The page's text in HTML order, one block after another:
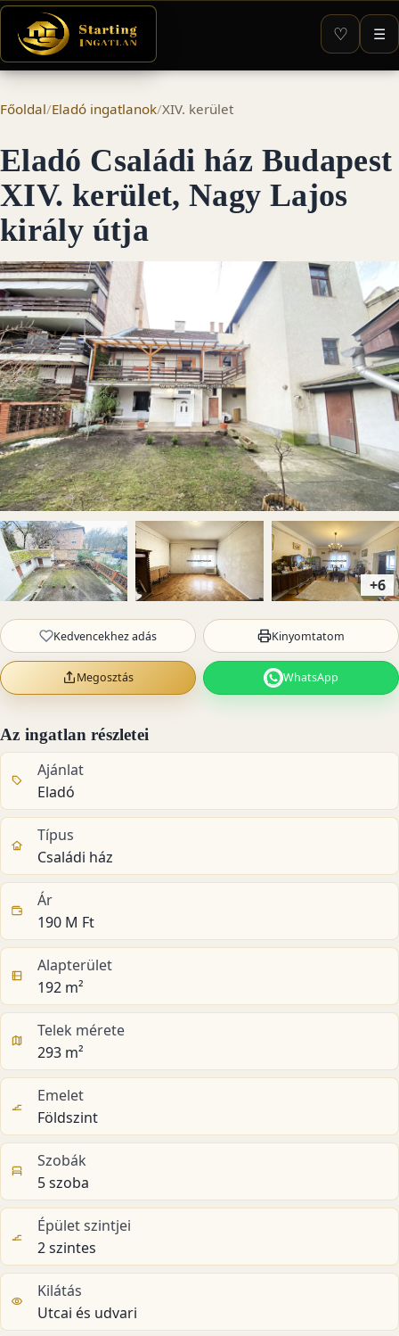
♡ ☰
Főoldal/Eladó ingatlanok/XIV. kerület
Eladó Családi ház Budapest
XIV. kerület, Nagy Lajos
király útja
+6
Kedvencekhez adás Kinyomtatom
Megosztás WhatsApp
Az ingatlan részletei
Ajánlat
Eladó
Típus
Családi ház
Ár
190 M Ft
Alapterület
192 m²
Telek mérete
293 m²
Emelet
Földszint
Szobák
5 szoba
Épület szintjei
2 szintes
Kilátás
Utcai és udvari